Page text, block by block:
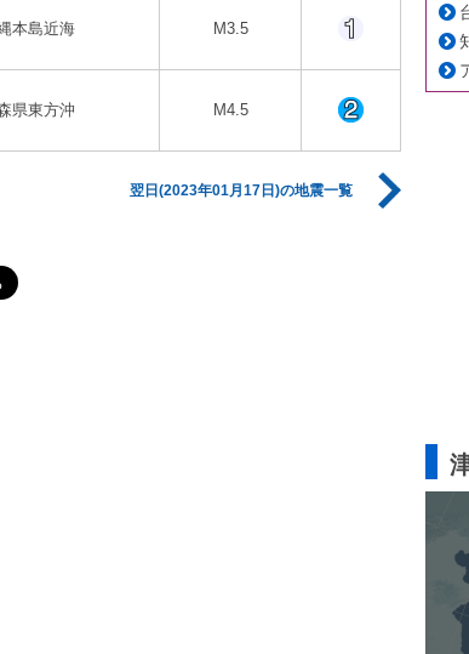
本島近海 M3.5
県東方沖 M4.5
翌日(2023年01月17日)の地震一覧